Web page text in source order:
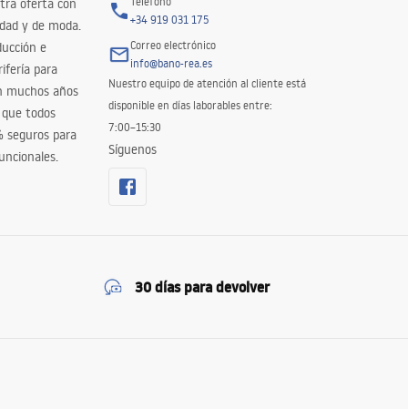
oferta con
y de moda.
e
para
muchos años
todos
seguros para
+34 919 031 175
Correo electrónico
info@bano-rea.es
Nuestro equipo de atención al cliente está
disponible en días laborables entre:
7:00–15:30
Síguenos
30 días para devolver